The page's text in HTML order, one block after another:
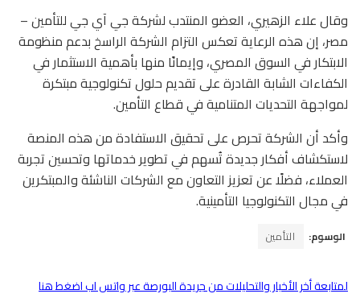
وقال علاء الزهيري، العضو المنتدب لشركة جي آي جي للتأمين –
مصر، إن هذه الرعاية تعكس التزام الشركة الراسخ بدعم منظومة
الابتكار في السوق المصري، وإيمانًا منها بأهمية الاستثمار في
الكفاءات الشابة القادرة على تقديم حلول تكنولوجية مبتكرة
لمواجهة التحديات المتنامية في قطاع التأمين.
وأكد أن الشركة تحرص على تحقيق الاستفادة من هذه المنصة
لاستكشاف أفكار جديدة تُسهم في تطوير خدماتها وتحسين تجربة
العملاء، فضلًا عن تعزيز التعاون مع الشركات الناشئة والمبتكرين
في مجال التكنولوجيا التأمينية.
الوسوم: التأمين
لمتابعة أخر الأخبار والتحليلات من جريدة البورصة عبر واتس اب اضغط هنا